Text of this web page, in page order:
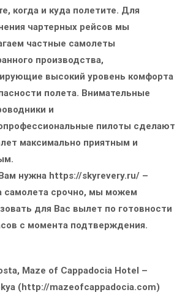
когда и куда полетите. Для
чартерных рейсов мы
частные самолеты
производства,
высокий уровень комфорта
полета. Внимательные
и
пилоты сделают
максимально приятным и
нужна https://skyrevery.ru/ –
самолета срочно, мы можем
для Вас вылет по готовности
с момента подтверждения.
Maze of Cappadocia Hotel –
(http://mazeofcappadocia.com)